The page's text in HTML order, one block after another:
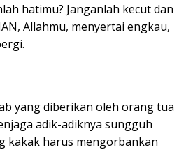
hatimu? Janganlah kecut dan
Allahmu, menyertai engkau,
yang diberikan oleh orang tua
adik-adiknya sungguh
kakak harus mengorbankan